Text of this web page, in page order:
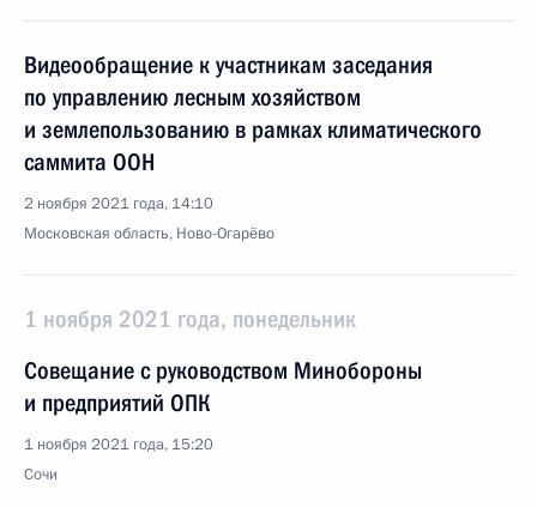
Видеообращение к участникам заседания
по управлению лесным хозяйством
и землепользованию в рамках климатического
саммита ООН
2 ноября 2021 года, 14:10
Московская область, Ново-Огарёво
1 ноября 2021 года, понедельник
Совещание с руководством Минобороны
и предприятий ОПК
1 ноября 2021 года, 15:20
Сочи